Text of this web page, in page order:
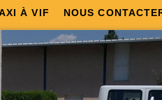
À VIF NOUS